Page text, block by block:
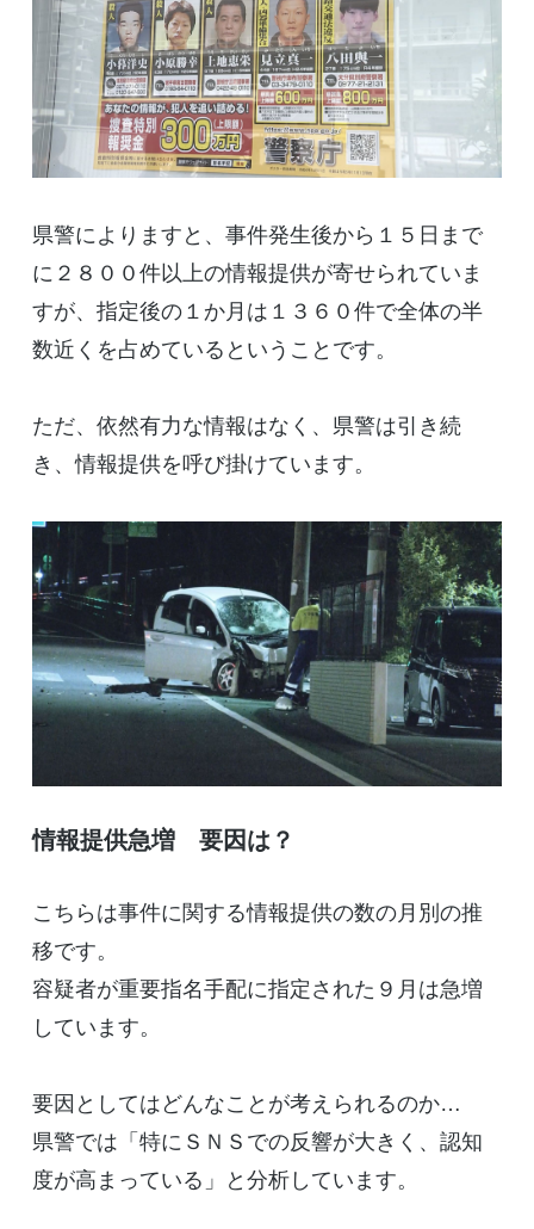
県警によりますと、事件発生後から１５日まで
に２８００件以上の情報提供が寄せられていま
すが、指定後の１か月は１３６０件で全体の半
数近くを占めているということです。
ただ、依然有力な情報はなく、県警は引き続
き、情報提供を呼び掛けています。
情報提供急増 要因は？
こちらは事件に関する情報提供の数の月別の推
移です。
容疑者が重要指名手配に指定された９月は急増
しています。
要因としてはどんなことが考えられるのか…
県警では「特にＳＮＳでの反響が大きく、認知
度が高まっている」と分析しています。